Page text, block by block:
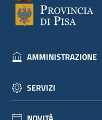
Argomenti
Seguici
su
AMMINISTRAZIONE
SERVIZI